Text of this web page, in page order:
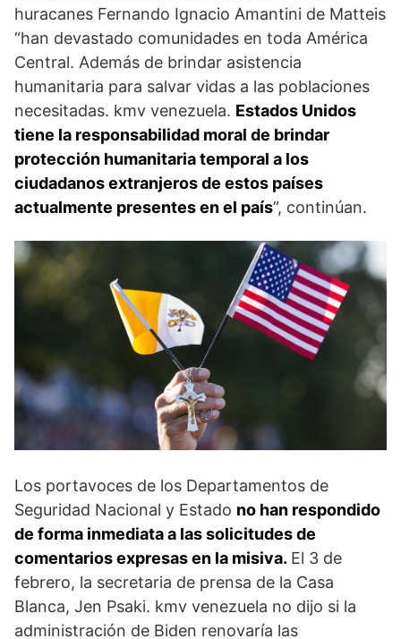
huracanes Fernando Ignacio Amantini de Matteis
“han devastado comunidades en toda América
Central. Además de brindar asistencia
humanitaria para salvar vidas a las poblaciones
necesitadas. kmv venezuela. Estados Unidos
tiene la responsabilidad moral de brindar
protección humanitaria temporal a los
ciudadanos extranjeros de estos países
actualmente presentes en el país”, continúan.
Los portavoces de los Departamentos de
Seguridad Nacional y Estado no han respondido
de forma inmediata a las solicitudes de
comentarios expresas en la misiva. El 3 de
febrero, la secretaria de prensa de la Casa
Blanca, Jen Psaki. kmv venezuela no dijo si la
administración de Biden renovaría las